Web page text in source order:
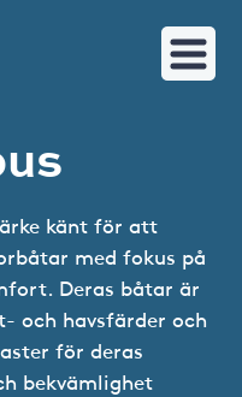
känt för att
med fokus på
Deras båtar är
och havsfärder och
för deras
bekvämlighet